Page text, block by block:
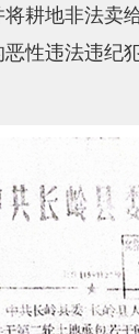
耕地非法卖
恶性违法违纪